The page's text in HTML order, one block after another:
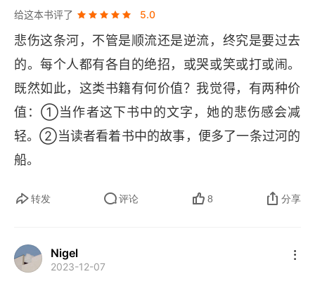
的时刻常常能认真地思考什么是真实的自己。深切
得感知出是什么让我如此疼痛，我真正在乎的又是
什么。也因为这样清晰深刻的反省，我才会学会向
原理，同样的傻事不能再犯第二次。一个人真正的
么。学会承受那份孤独，遇事不回避，不逃避，坦
然面对我们所有的一切，学会哭过之后，还要笑着
给这本书评了
5.0
悲伤这条河，不管是顺流还是逆流，终究是要过去
的。每个人都有各自的绝招，或哭或笑或打或闹。
既然如此，这类书籍有何价值？我觉得，有两种价
值：①当作者这下书中的文字，她的悲伤感会减
轻。②当读者看着书中的故事，便多了一条过河的
船。
转发 评论 8 分享
Nigel
2023-12-07